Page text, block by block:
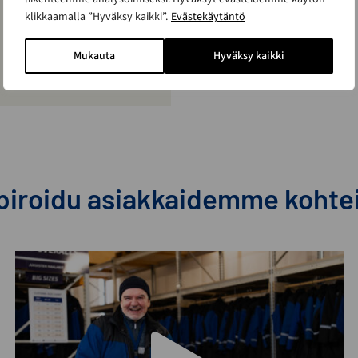
klikkaamalla ”Hyväksy kaikki”. Evästekäytäntö
Mukauta Hyväksy kaikki
asiakkaidemme